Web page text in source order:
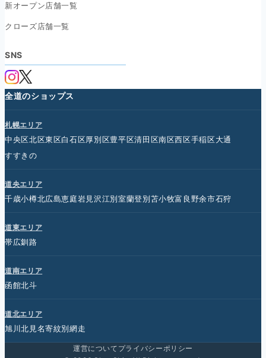
新オープン店舗一覧
クローズ店舗一覧
SNS
全道のショップス
札幌エリア
中央区北区東区白石区厚別区豊平区清田区南区西区手稲区大通
すすきの
道央エリア
千歳小樽北広島恵庭岩見沢江別室蘭登別苫小牧富良野余市石狩
道東エリア
帯広釧路
道南エリア
函館北斗
道北エリア
旭川北見 名寄紋別網走
運営について プライバシーポリシー